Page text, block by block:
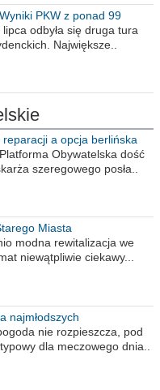
PKW z ponad 99
odbyła się druga tura
Największe..
reparacji a opcja berlińska
Obywatelska dość
szeregowego posła..
Miasta
modna rewitalizacja we
niewątpliwie ciekawy...
najmłodszych
nie rozpieszcza, pod
dla meczowego dnia..